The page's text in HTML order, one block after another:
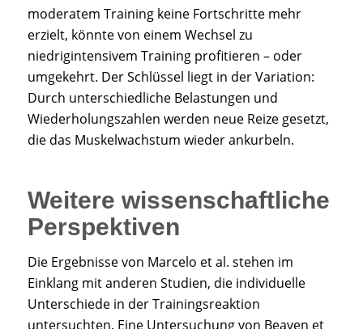
moderatem Training keine Fortschritte mehr
erzielt, könnte von einem Wechsel zu
niedrigintensivem Training profitieren – oder
umgekehrt. Der Schlüssel liegt in der Variation:
Durch unterschiedliche Belastungen und
Wiederholungszahlen werden neue Reize gesetzt,
die das Muskelwachstum wieder ankurbeln.
Weitere wissenschaftliche
Perspektiven
Die Ergebnisse von Marcelo et al. stehen im
Einklang mit anderen Studien, die individuelle
Unterschiede in der Trainingsreaktion
untersuchten. Eine Untersuchung von Beaven et